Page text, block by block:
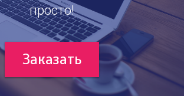
просто!
Заказать